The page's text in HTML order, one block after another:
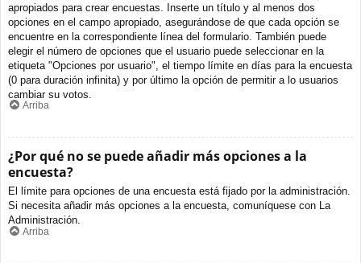
apropiados para crear encuestas. Inserte un título y al menos dos
opciones en el campo apropiado, asegurándose de que cada opción se
encuentre en la correspondiente línea del formulario. También puede
elegir el número de opciones que el usuario puede seleccionar en la
etiqueta "Opciones por usuario", el tiempo límite en días para la encuesta
(0 para duración infinita) y por último la opción de permitir a lo usuarios
cambiar su votos.
Arriba
¿Por qué no se puede añadir más opciones a la
encuesta?
El límite para opciones de una encuesta está fijado por la administración.
Si necesita añadir más opciones a la encuesta, comuníquese con La
Administración.
Arriba